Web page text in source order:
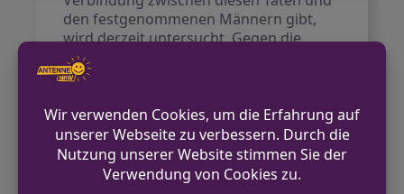
den festgenommenen Männern gibt,
wird derzeit untersucht. Gegen die
Verdächtigen wurde eine Strafanzeige
erstattet, und sie erhielten einen
VORHERIGER BEITRAG
Coesfeld: Schlüsselkasten an Turnhalle